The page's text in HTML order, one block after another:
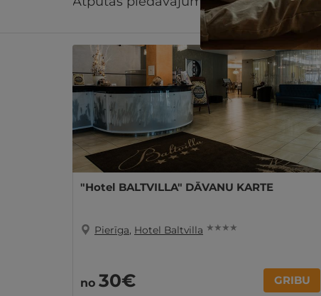
Līdzīgi atpūtas piedāvājumi
"Hotel BALTVILLA" DĀVANU KARTE
Pierīga, Hotel Baltvilla ★ ★ ★ ★
no 30€ GRIBU